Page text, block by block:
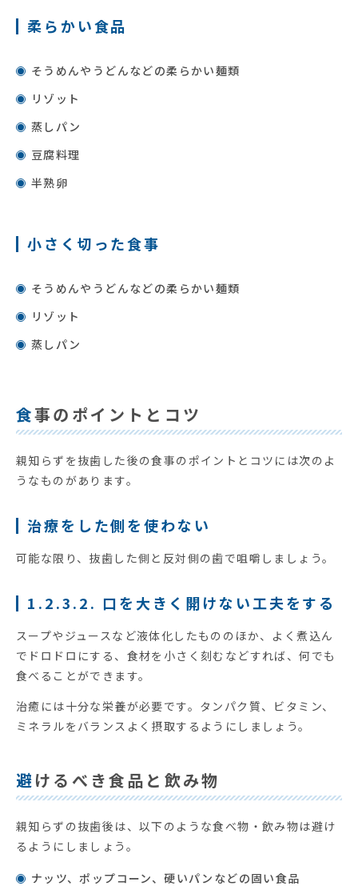
柔らかい食品
そうめんやうどんなどの柔らかい麺類
リゾット
蒸しパン
豆腐料理
半熟卵
小さく切った食事
そうめんやうどんなどの柔らかい麺類
リゾット
蒸しパン
食事のポイントとコツ
親知らずを抜歯した後の食事のポイントとコツには次のよ
うなものがあります。
治療をした側を使わない
可能な限り、抜歯した側と反対側の歯で咀嚼しましょう。
1.2.3.2. 口を大きく開けない工夫をする
スープやジュースなど液体化したもののほか、よく煮込ん
でドロドロにする、食材を小さく刻むなどすれば、何でも
食べることができます。
治癒には十分な栄養が必要です。タンパク質、ビタミン、
ミネラルをバランスよく摂取するようにしましょう。
避けるべき食品と飲み物
親知らずの抜歯後は、以下のような食べ物・飲み物は避け
るようにしましょう。
ナッツ、ポップコーン、硬いパンなどの固い食品